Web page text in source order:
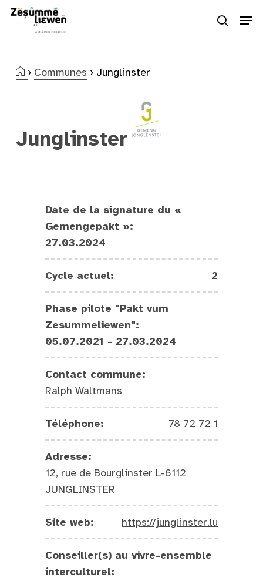
Skip
search
› Communes › Junglinster
Junglinster
Date de la signature du «
Gemengepakt »:
27.03.2024
Cycle actuel: 2
Phase pilote "Pakt vum
Zesummeliewen":
05.07.2021 - 27.03.2024
Contact commune:
Ralph Waltmans
Téléphone: 78 72 72 1
Adresse:
12, rue de Bourglinster L-6112
JUNGLINSTER
Site web: https://junglinster.lu
Conseiller(s) au vivre-ensemble
interculturel: